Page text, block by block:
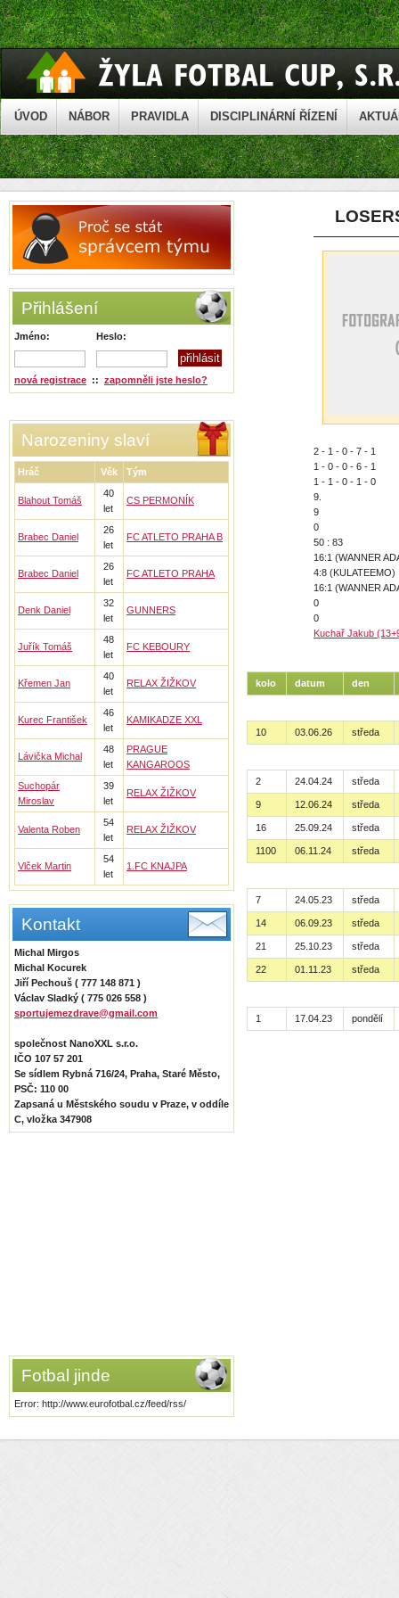
ÚVOD NÁBOR PRAVIDLA DISCIPLINÁRNÍ ŘÍZENÍ
Přihlášení
Jméno: Heslo:
nová registrace :: zapomněli jste heslo?
Narozeniny slaví
Hráč Věk Tým
Blahout Tomáš
40
let
CS PERMONÍK
Brabec Daniel
26
let
FC ATLETO PRAHA B
Brabec Daniel
26
let
FC ATLETO PRAHA
Denk Daniel
32
let
GUNNERS
Juřík Tomáš
48
let
FC KEBOURY
Křemen Jan
40
let
RELAX ŽIŽKOV
Kurec František
46
let
KAMIKADZE XXL
Lávička Michal
48
let
PRAGUE
KANGAROOS
Suchopár
Miroslav
39
let
RELAX ŽIŽKOV
Valenta Roben
54
let
RELAX ŽIŽKOV
Vlček Martin
54
let
1.FC KNAJPA
Kontakt
Michal Mirgos
Michal Kocurek
Jiří Pechouš ( 777 148 871 )
Václav Sladký ( 775 026 558 )
sportujemezdrave@gmail.com
společnost NanoXXL s.r.o.
IČO 107 57 201
Se sídlem Rybná 716/24, Praha, Staré Město,
PSČ: 110 00
Zapsaná u Městského soudu v Praze, v oddíle
C, vložka 347908
Fotbal jinde
Error: http://www.eurofotbal.cz/feed/rss/
2 - 1 - 0 - 7 - 1
1 - 0 - 0 - 6 - 1
1 - 1 - 0 - 1 - 0
9.
9
0
50 : 83
16:1 (WANNER
4:8 (KULATEEMO)
16:1 (WANNER
0
0
Kuchař Jakub
kolo datum den
10 03.06.26 středa
2 24.04.24 středa
9 12.06.24 středa
16 25.09.24 středa
1100 06.11.24 středa
7 24.05.23 středa
14 06.09.23 středa
21 25.10.23 středa
22 01.11.23 středa
1 17.04.23 pondělí